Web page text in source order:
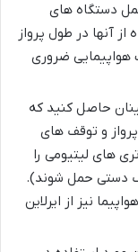
دستگاه های
آنها در طول پرواز
هواپیمایی ضروری
حاصل کنید که
و توقف های
های لیتیومی را
دستی حمل شوند).
نیز از ایرلاین